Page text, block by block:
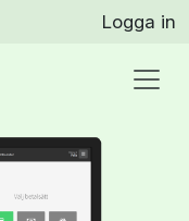
Logga in